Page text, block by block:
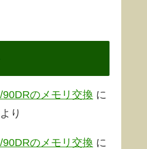
のメモリ交換 に
より
のメモリ交換 に